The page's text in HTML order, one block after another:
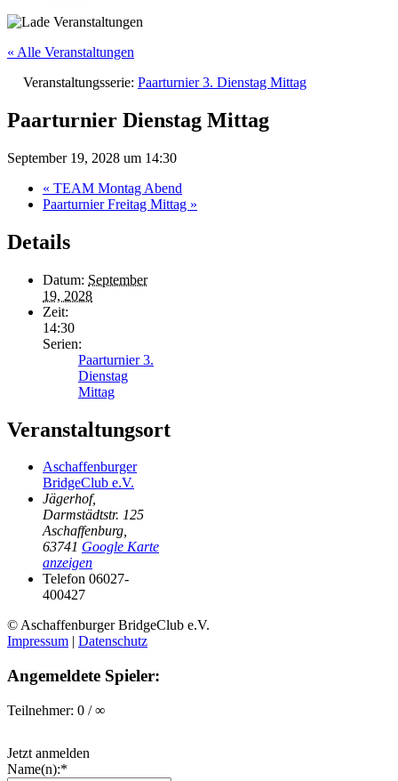
« Alle Veranstaltungen
Veranstaltungsserie: Paarturnier 3. Dienstag Mittag
Paarturnier Dienstag Mittag
September 19, 2028 um 14:30
« TEAM Montag Abend
Paarturnier Freitag Mittag »
Details
Datum: September
19, 2028
Zeit:
14:30
Serien:
Paarturnier 3.
Dienstag
Mittag
Veranstaltungsort
Aschaffenburger
BridgeClub e.V.
Jägerhof,
Darmstädtstr. 125
Aschaffenburg,
63741 Google Karte
anzeigen
Telefon 06027-
400427
© Aschaffenburger BridgeClub e.V.
Impressum | Datenschutz
Angemeldete Spieler:
Teilnehmer: 0 / ∞
Jetzt anmelden
Name(n):*